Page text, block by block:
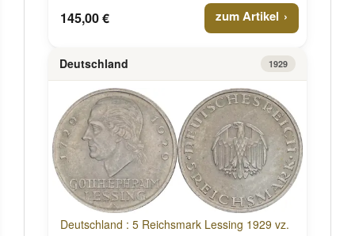
145,00 € zum Artikel
Deutschland 1929
Deutschland : 5 Reichsmark Lessing 1929 vz.